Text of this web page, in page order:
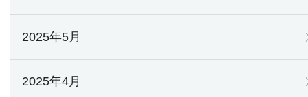
2025年5月
2025年4月